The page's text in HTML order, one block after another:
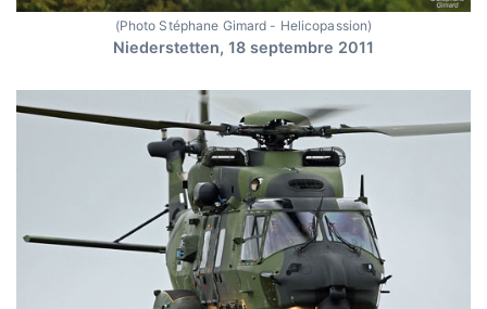
(Photo Stéphane Gimard - Helicopassion)
Niederstetten, 18 septembre 2011